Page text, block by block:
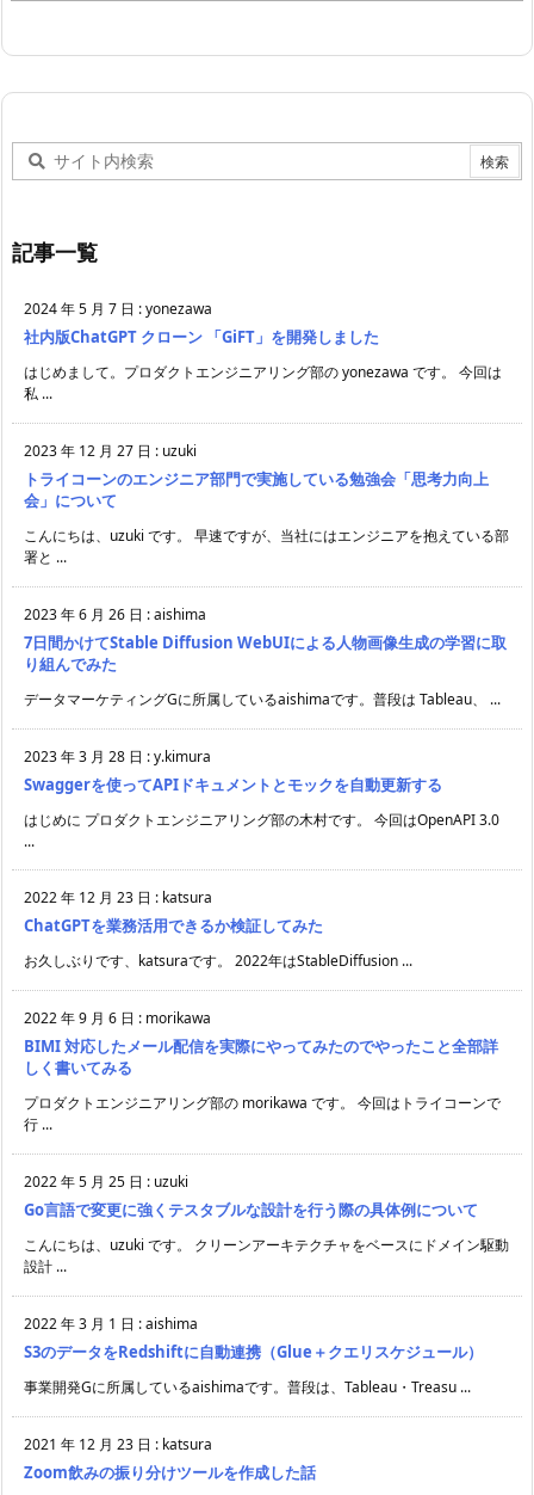
記事一覧
2024 年 5 月 7 日 :yonezawa
社内版ChatGPT クローン 「GiFT」を開発しました
はじめまして。プロダクトエンジニアリング部の yonezawa です。 今回は
私 ...
2023 年 12 月 27 日 : uzuki
トライコーンのエンジニア部門で実施している勉強会「思考力向上
会」について
こんにちは、uzuki です。 早速ですが、当社にはエンジニアを抱えている部
署と ...
2023 年 6 月 26 日 :aishima
7日間かけてStable Diffusion WebUIによる人物画像生成の学習に取
り組んでみた
データマーケティングGに所属しているaishimaです。普段は Tableau、 ...
2023 年 3 月 28 日 :y.kimura
Swaggerを使ってAPIドキュメントとモックを自動更新する
はじめに プロダクトエンジニアリング部の木村です。 今回はOpenAPI 3.0
...
2022 年 12 月 23 日 : katsura
ChatGPTを業務活用できるか検証してみた
お久しぶりです、katsuraです。 2022年はStableDiffusion ...
2022 年 9 月 6 日 : morikawa
BIMI 対応したメール配信を実際にやってみたのでやったこと全部詳
しく書いてみる
プロダクトエンジニアリング部の morikawa です。 今回はトライコーンで
行 ...
2022 年 5 月 25 日 : uzuki
Go言語で変更に強くテスタブルな設計を行う際の具体例について
こんにちは、uzuki です。 クリーンアーキテクチャをベースにドメイン駆動
設計 ...
2022 年 3 月 1 日 :aishima
S3のデータをRedshiftに自動連携（Glue＋クエリスケジュール）
事業開発Gに所属しているaishimaです。普段は、Tableau・Treasu ...
2021 年 12 月 23 日 : katsura
Zoom飲みの振り分けツールを作成した話